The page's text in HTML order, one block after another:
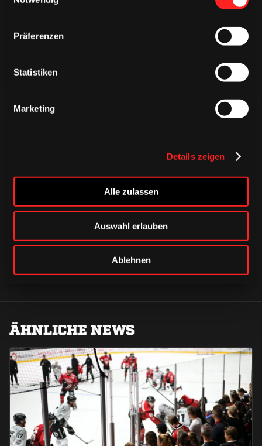
Präferenzen
Statistiken
Marketing
Details zeigen
Alle zulassen
Auswahl erlauben
Ablehnen
CAPS & CO
CAPS & CO
CAPS & CO
ÄHNLICHE NEWS